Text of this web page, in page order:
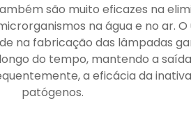
são muito eficazes na
na água e no ar. O
na fabricação das lâmpadas
do tempo, mantendo a
a eficácia da
patógenos.